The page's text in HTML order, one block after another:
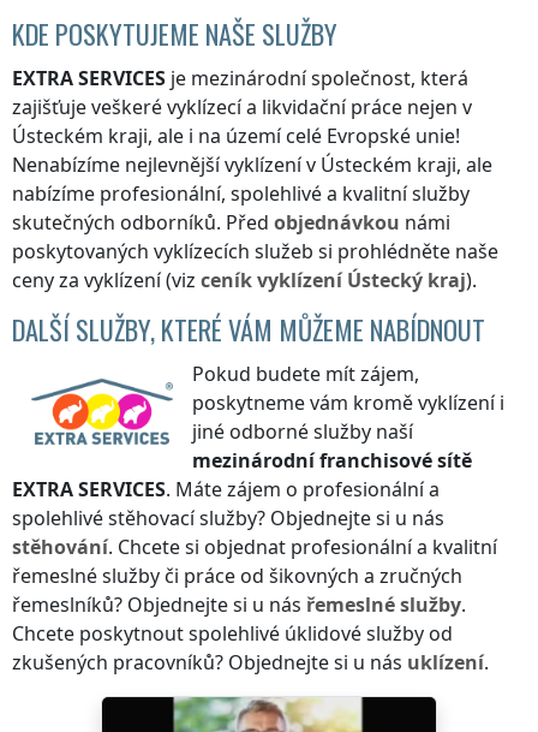
KDE POSKYTUJEME NAŠE SLUŽBY
EXTRA SERVICES je mezinárodní společnost, která
zajišťuje veškeré vyklízecí a likvidační práce nejen v
Ústeckém kraji, ale i na území celé Evropské unie!
Nenabízíme nejlevnější vyklízenív Ústeckém kraji, ale
nabízíme profesionální, spolehlivé a kvalitní služby
skutečných odborníků. Před objednávkou námi
poskytovaných vyklízecích služeb si prohlédněte naše
ceny za vyklízení (viz ceníkvyklízení Ústecký kraj).
DALŠÍ SLUŽBY, KTERÉ VÁM MŮŽEME NABÍDNOUT
Pokud budete mít zájem,
poskytneme vám kromě vyklízení i
jiné odborné služby naší
mezinárodní franchisové sítě
EXTRA SERVICES. Máte zájem o profesionální a
spolehlivé stěhovací služby? Objednejte si u nás
stěhování. Chcete si objednat profesionální a kvalitní
řemeslné služby či práce od šikovných a zručných
řemeslníků? Objednejte si u nás řemeslné služby.
Chcete poskytnout spolehlivé úklidové služby od
zkušených pracovníků? Objednejte si u nás uklízení.